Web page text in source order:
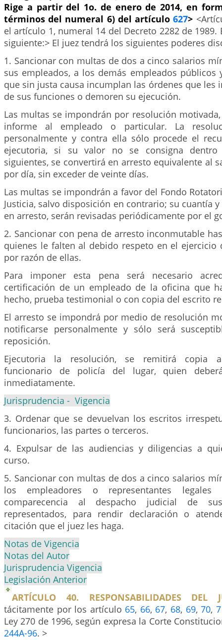
Rige a partir del 1o. de enero de 2014, en
términos del numeral 6) del artículo627>
el artículo 1, numeral 14 del Decreto 2282 de 1989.
siguiente:> El juez tendrá los siguientes poderes
1. Sancionar con multas de dos a cinco salarios
sus empleados, a los demás empleados públicos
que sin justa causa incumplan las órdenes que les
de sus funciones o demoren su ejecución.
Las multas se impondrán por resolución
informe al empleado o particular. La
personalmente y contra ella sólo procede el
ejecutoria, si su valor no se consigna
siguientes, se convertirá en arresto equivalente al
por día, sin exceder de veinte días.
Las multas se impondrán a favor del Fondo
Justicia, salvo disposición en contrario; su cuantía
en arresto, serán revisadas periódicamente por el
2. Sancionar con pena de arresto inconmutable
quienes le falten al debido respeto en el ejercicio
por razón de ellas.
Para imponer esta pena será necesario
certificación de un empleado de la oficina que
hecho, prueba testimonial o con copia del escrito
El arresto se impondrá por medio de resolución
notificarse personalmente y sólo será
reposición.
Ejecutoria la resolución, se remitirá copia
funcionario de policía del lugar, quien
inmediatamente.
Jurisprudencia - Vigencia
3. Ordenar que se devuelvan los escritos
funcionarios, las partes o terceros.
4. Expulsar de las audiencias y diligencias a
curso.
5. Sancionar con multas de dos a cinco salarios
los empleadores o representantes
comparecencia al despacho judicial de
representados, para rendir declaración o
citación que el juez les haga.
Notas de Vigencia
Notas del Autor
Jurisprudencia Vigencia
Legislación Anterior
ARTÍCULO 40. RESPONSABILIDADES DEL
tácitamente por los artículo 65, 66, 67, 68, 69,70,
Ley 270 de 1996, según expresa la Corte
244A-96. >